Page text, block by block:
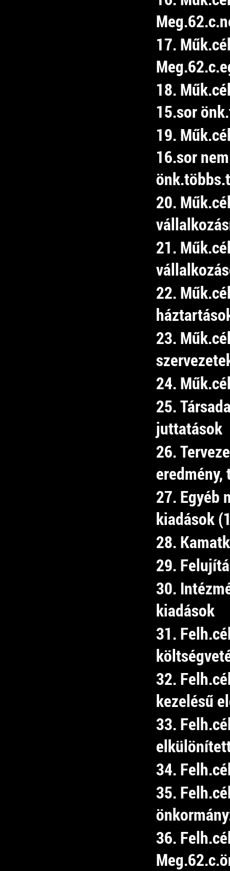
17.
18.
15.sor
19.
16.sor nem
20.
21.
22.
23.
24.
25.
juttatások
26.
27. Egyéb
kiadások
28.
29.
30.
kiadások
31.
32.
kezelésű
33.
34.
35.
36.